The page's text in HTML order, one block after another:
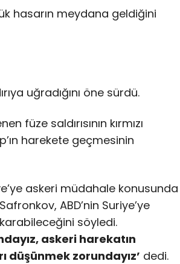
hasarın meydana geldiğini
uğradığını öne sürdü.
füze saldırısının kırmızı
harekete geçmesinin
askeri müdahale konusunda
ABD’nin Suriye’ye
söyledi.
askeri harekatın
zorundayız’ dedi.